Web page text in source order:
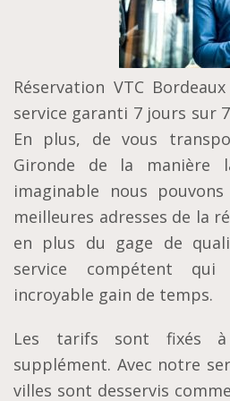
Réservation VTC
service garanti 7 jours sur
En plus, de vous
Gironde de la manière
imaginable nous
meilleures adresses de la
en plus du gage de
service compétent
incroyable gain de temps.
Les tarifs sont fixés à
supplément. Avec notre
villes sont desservis